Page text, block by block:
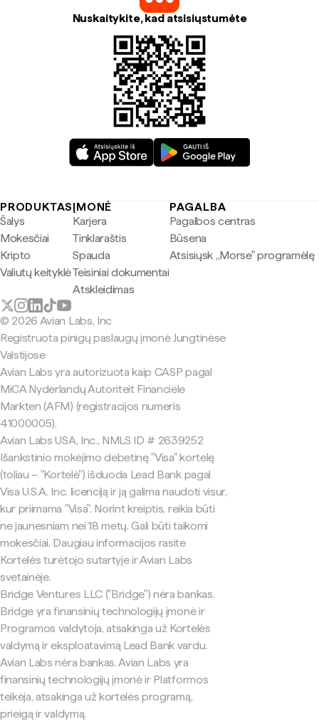
Nuskaitykite, kad atsisiųstumėte
PRODUKTAS
Šalys
Mokesčiai
Kripto
Valiutų keityklė
ĮMONĖ
Karjera
Tinklaraštis
Spauda
Teisiniai dokumentai
Atskleidimas
PAGALBA
Pagalbos centras
Būsena
Atsisiųsk „Morse" programėlę
© 2026 Avian Labs, Inc
Registruota pinigų paslaugų įmonė Jungtinėse
Valstijose
Avian Labs yra autorizuota kaip CASP pagal
MiCA Nyderlandų Autoriteit Financiële
Markten (AFM) (registracijos numeris
41000005).
Avian Labs USA, Inc., NMLS ID # 2639252
Išankstinio mokėjimo debetinę "Visa" kortelę
(toliau – "Kortelė") išduoda Lead Bank pagal
Visa U.S.A. Inc. licenciją ir ją galima naudoti visur,
kur priimama "Visa". Norint kreiptis, reikia būti
ne jaunesniam nei 18 metų. Gali būti taikomi
mokesčiai. Daugiau informacijos rasite
Kortelės turėtojo sutartyje ir Avian Labs
svetainėje.
Bridge Ventures LLC ("Bridge") nėra bankas.
Bridge yra finansinių technologijų įmonė ir
Programos valdytoja, atsakinga už Kortelės
valdymą ir eksploatavimą Lead Bank vardu.
Avian Labs nėra bankas. Avian Labs yra
finansinių technologijų įmonė ir Platformos
teikėja, atsakinga už kortelės programą,
prieigą ir valdymą.